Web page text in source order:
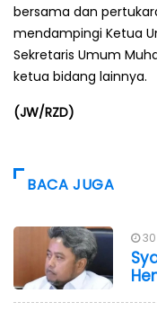
bersama dan
mendampingi Ketua
Sekretaris Umum
ketua bidang lainnya.
(JW/RZD)
BACA JUGA
30